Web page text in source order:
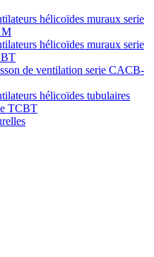
hélicoïdes muraux serie
hélicoïdes muraux serie
de ventilation serie CACB-
hélicoïdes tubulaires
TCBT